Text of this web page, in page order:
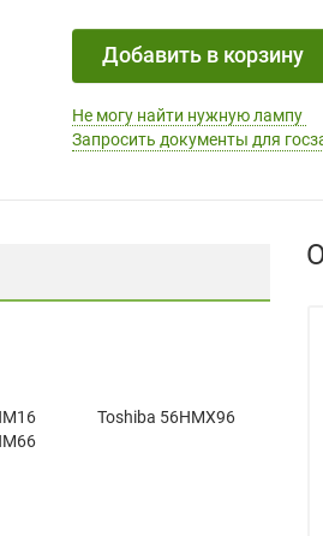
Добавить в корзину
Не могу найти нужную лампу
Запросить документы для
Toshiba 56HMX96